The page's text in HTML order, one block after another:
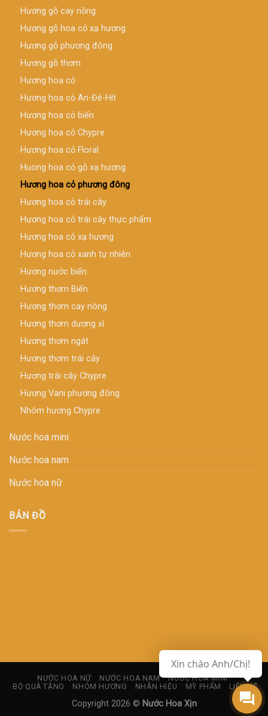
Hương gỗ cay nồng
Hương gỗ hoa cỏ xạ hương
Hương gỗ phương đông
Hương gỗ thơm
Hương hoa cỏ
Hương hoa cỏ An-Đê-Hít
Hương hoa cỏ biển
Hương hoa cỏ Chypre
Hương hoa cỏ Floral
Huong hoa cỏ gỗ xạ hương
Hương hoa cỏ phương đông
Hương hoa cỏ trái cây
Hương hoa cỏ trái cây thực phẩm
Hương hoa cỏ xạ hương
Hương hoa cỏ xanh tự nhiên
Hương nước biển
Hương thơm Biển
Hương thơm cay nòng
Hương thơm dương xỉ
Hương thơm ngát
Hương thơm trái cây
Hương trái cây Chypre
Hương Vani phương đông
Nhóm hương Chypre
Nước hoa mini
Nước hoa nam
Nước hoa nữ
BẢN ĐỒ
NƯỚC HOA NỮ NƯỚC HOA NAM
NƯỚC HOA MINI
BỘ QUÀ TẶNG
NHÓM HƯƠNG NHÃN HIỆU MỸ PHẨM LIÊN HỆ
Copyright 2026 © Nước Hoa Xịn